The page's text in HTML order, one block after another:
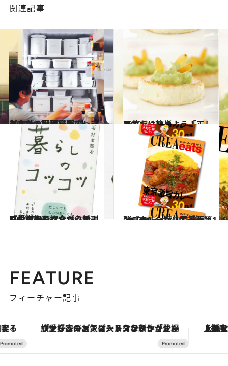
関連記事
2014.6.13
あなたの冷蔵庫をすっきりさせる野田琺瑯のレシピ本がついに発売！
グルメ 2012.4.23
干すだけ簡単！ 「干し野菜をはじめよう！」
カルチャー
2014.7.30
石村由起子さんが心地よい生活術を紹介する新刊『暮らしのコツコツ』
カルチャー 2012.9.14
『CREA eats』電子版第1弾「カレー特集」発売！
カルチャー
FEATURE
フィーチャー記事
ヴァシュロン・コンスタンタン「オーヴァーシーズ・オートマティック」。旅愛好家のお気に入りコレクションから、ジェンダーレスな新作が登場 【銀座で出合う最旬美容】美髪ケアや